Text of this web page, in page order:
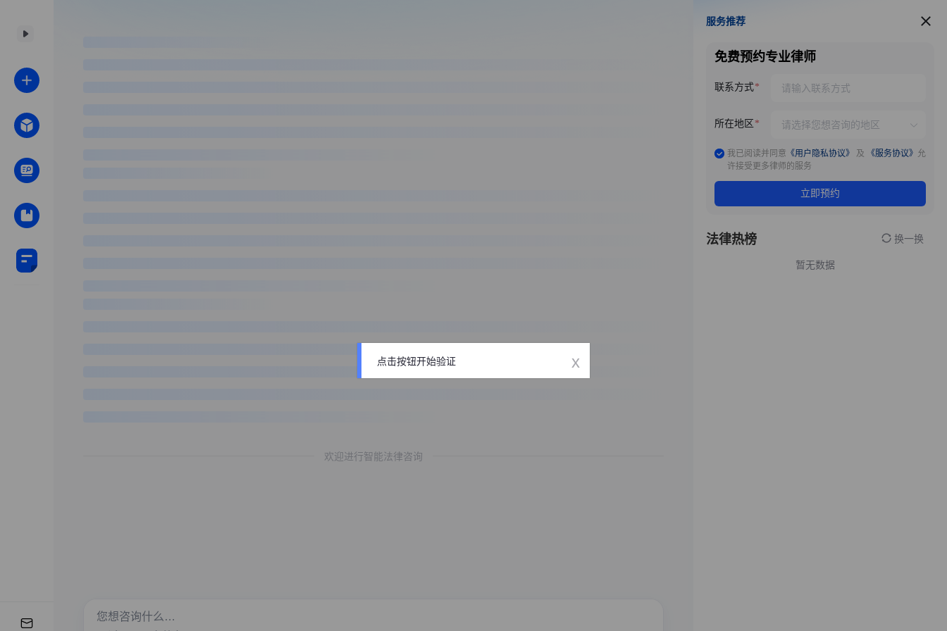
欢迎进行智能法律咨询
服务推荐
服务推荐
免费预约专业律师
联系方式
所在地区
我已阅读并同意 《用户隐私协议》 及 《服务协议》 允
许接受更多律师的服务
立即预约
法律热榜 换一换
暂无数据
点击按钮开始验证 x